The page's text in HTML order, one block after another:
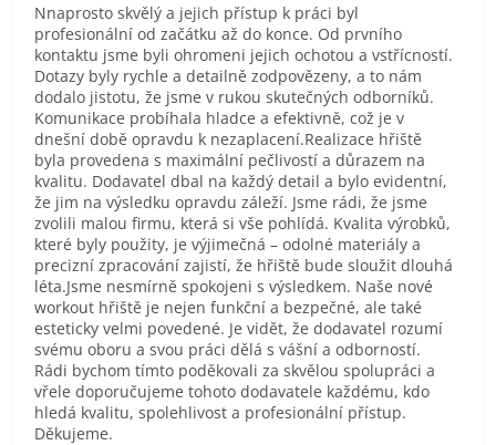
Nnaprosto skvělý a jejich přístup k práci byl
profesionální od začátku až do konce. Od prvního
kontaktu jsme byli ohromeni jejich ochotou a vstřícností.
Dotazy byly rychle a detailně zodpovězeny, a to nám
dodalo jistotu, že jsme v rukou skutečných odborníků.
Komunikace probíhala hladce a efektivně, což je v
dnešní době opravdu k nezaplacení.Realizace hřiště
byla provedena s maximální pečlivostí a důrazem na
kvalitu. Dodavatel dbal na každý detail a bylo evidentní,
že jim na výsledku opravdu záleží. Jsme rádi, že jsme
zvolili malou firmu, která si vše pohlídá. Kvalita výrobků,
které byly použity, je výjimečná – odolné materiály a
precizní zpracování zajistí, že hřiště bude sloužit dlouhá
léta.Jsme nesmírně spokojeni s výsledkem. Naše nové
workout hřiště je nejen funkční a bezpečné, ale také
esteticky velmi povedené. Je vidět, že dodavatel rozumí
svému oboru a svou práci dělá s vášní a odborností.
Rádi bychom tímto poděkovali za skvělou spolupráci a
vřele doporučujeme tohoto dodavatele každému, kdo
hledá kvalitu, spolehlivost a profesionální přístup.
Děkujeme.